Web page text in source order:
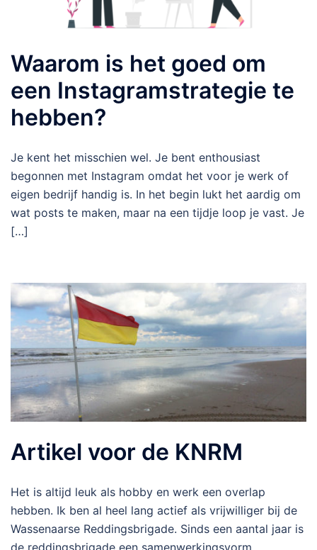
Waarom is het goed om
een Instagramstrategie te
hebben?
Je kent het misschien wel. Je bent enthousiast
begonnen met Instagram omdat het voor je werk of
eigen bedrijf handig is. In het begin lukt het aardig om
wat posts te maken, maar na een tijdje loop je vast. Je
[…]
Artikel voor de KNRM
Het is altijd leuk als hobby en werk een overlap
hebben. Ik ben al heel lang actief als vrijwilliger bij de
Wassenaarse Reddingsbrigade. Sinds een aantal jaar is
de reddingsbrigade een samenwerkingsvorm